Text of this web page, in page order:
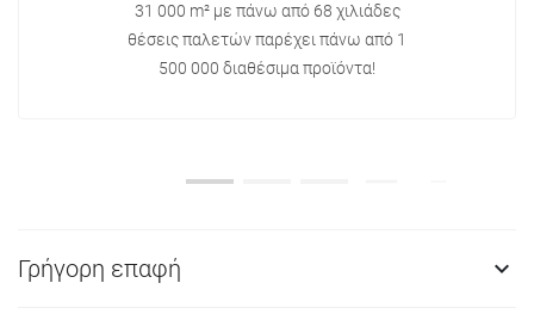
31 000 m² με πάνω από 68 χιλιάδες
θέσεις παλετών παρέχει πάνω από 1
500 000 διαθέσιμα προϊόντα!
Γρήγορη επαφή 